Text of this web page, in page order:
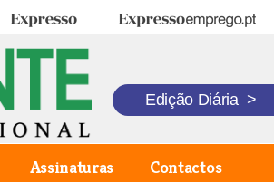
Expresso Expresso Emprego
Edição Diária >
Assinaturas Contactos